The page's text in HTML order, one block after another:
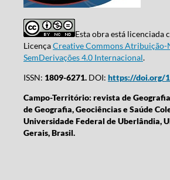
Esta obra está licenciada
LicençaCreative Commons
SemDerivações 4.0 Internacional.
ISSN: 1809-6271.DOI: https://doi.org/
Campo-Território: revista de
de Geografia, Geociências e Saúde
Universidade Federal de Uberlândia,
Gerais, Brasil.